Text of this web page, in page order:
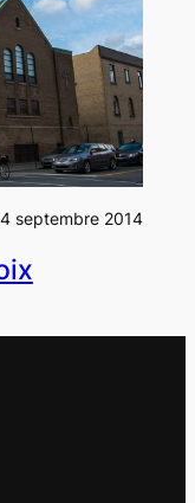
septembre 2014